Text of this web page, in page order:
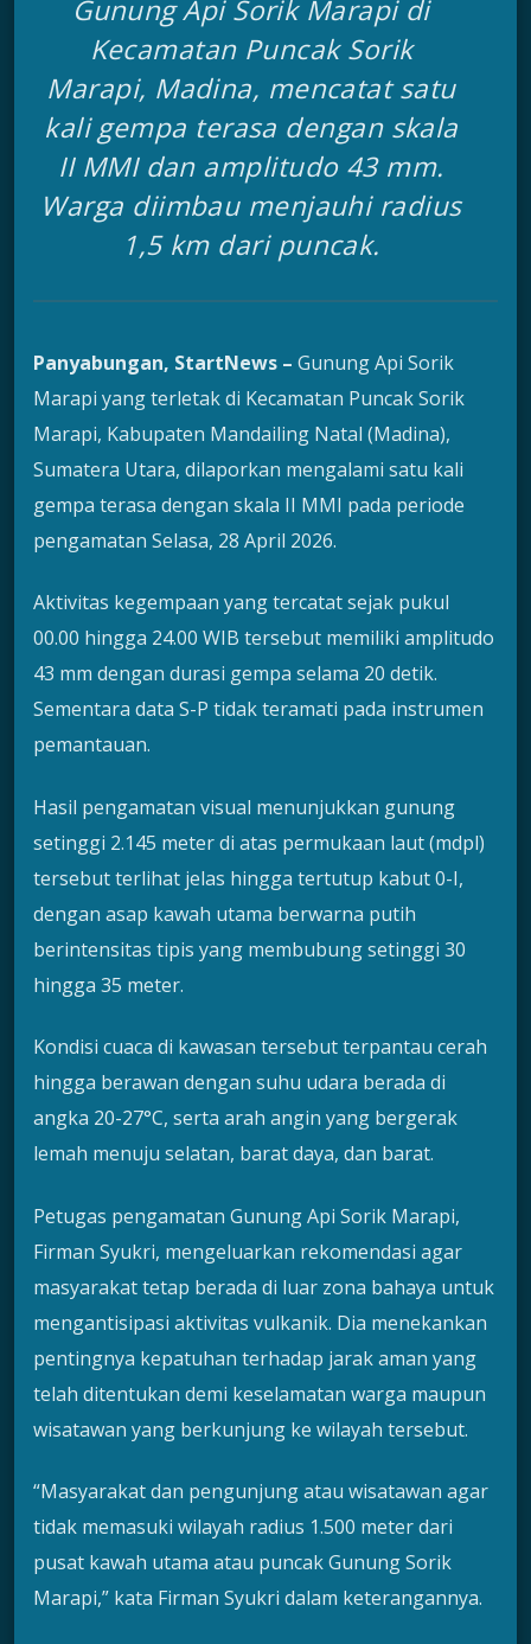
Gunung Api Sorik Marapi di
Kecamatan Puncak Sorik
Marapi, Madina, mencatat satu
kali gempa terasa dengan skala
II MMI dan amplitudo 43 mm.
Warga diimbau menjauhi radius
1,5 km dari puncak.
Panyabungan, StartNews – Gunung Api Sorik
Marapi yang terletak di Kecamatan Puncak Sorik
Marapi, Kabupaten Mandailing Natal (Madina),
Sumatera Utara, dilaporkan mengalami satu kali
gempa terasa dengan skala II MMI pada periode
pengamatan Selasa, 28 April 2026.
Aktivitas kegempaan yang tercatat sejak pukul
00.00 hingga 24.00 WIB tersebut memiliki amplitudo
43 mm dengan durasi gempa selama 20 detik.
Sementara data S-P tidak teramati pada instrumen
pemantauan.
Hasil pengamatan visual menunjukkan gunung
setinggi 2.145 meter di atas permukaan laut (mdpl)
tersebut terlihat jelas hingga tertutup kabut 0-I,
dengan asap kawah utama berwarna putih
berintensitas tipis yang membubung setinggi 30
hingga 35 meter.
Kondisi cuaca di kawasan tersebut terpantau cerah
hingga berawan dengan suhu udara berada di
angka 20-27°C, serta arah angin yang bergerak
lemah menuju selatan, barat daya, dan barat.
Petugas pengamatan Gunung Api Sorik Marapi,
Firman Syukri, mengeluarkan rekomendasi agar
masyarakat tetap berada di luar zona bahaya untuk
mengantisipasi aktivitas vulkanik. Dia menekankan
pentingnya kepatuhan terhadap jarak aman yang
telah ditentukan demi keselamatan warga maupun
wisatawan yang berkunjung ke wilayah tersebut.
“Masyarakat dan pengunjung atau wisatawan agar
tidak memasuki wilayah radius 1.500 meter dari
pusat kawah utama atau puncak Gunung Sorik
Marapi,” kata Firman Syukri dalam keterangannya.